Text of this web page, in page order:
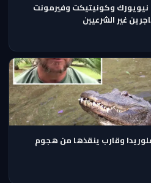
نيويورك وكونيتيكت وفيرمونت
غير الشرعيين
وقارب ينقذها من هجوم